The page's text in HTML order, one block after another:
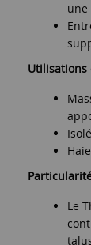
Utilisations
Le